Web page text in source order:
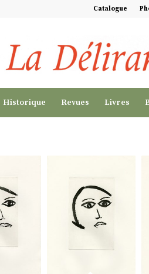
Catalogue
Historique Revues Livres